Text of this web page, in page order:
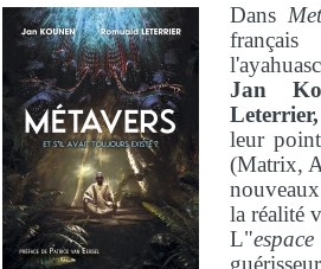
Dans
Jan
Leterrier,
leur
(Matrix,
la réalité
L"